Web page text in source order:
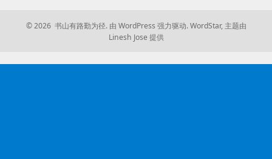
© 2026 书山有路勤为径. 由 WordPress 强力驱动. WordStar, 主题由
Linesh Jose 提供